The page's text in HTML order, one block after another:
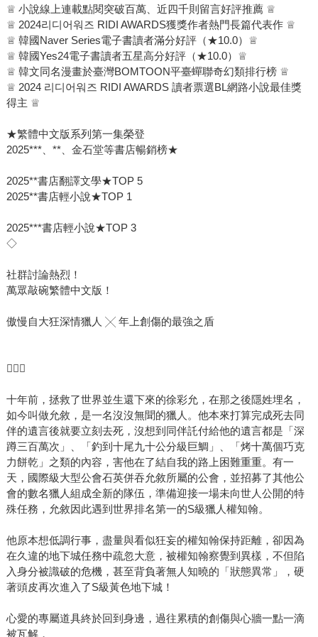
♕ 小說線上連載點閱突破百萬、近四千則留言好評推薦 ♕
♕ 2024리디어워즈 RIDI AWARDS獲獎作者熱門長篇代表作 ♕
♕ 韓國Naver Series電子書讀者滿分好評（★10.0）♕
♕ 韓國Yes24電子書讀者五星高分好評（★10.0）♕
♕ 韓文同名漫畫於臺灣BOMTOON平臺蟬聯奇幻類排行榜 ♕
♕ 2024 리디어워즈 RIDI AWARDS 讀者票選BL網路小說最佳獎
得主 ♕
★繁體中文版系列第一集榮登
2025***、**、金石堂等書店暢銷榜★
2025**書店翻譯文學★TOP 5
2025**書店輕小說★TOP 1
2025***書店輕小說★TOP 3
◇
社群討論熱烈！
萬眾敲碗繁體中文版！
傲慢自大狂深情獵人 ╳ 年上創傷的最強之盾

十年前，拯救了世界並生還下來的徐彩允，在那之後隱姓埋名，
如今叫做允敘，是一名沒沒無聞的獵人。他本來打算完成死去同
伴的遺言後就要立刻去死，沒想到同伴託付給他的遺言都是「深
蹲三百萬次」、「釣到十尾九十公分級巨鯛」、「烤十萬個巧克
力餅乾」之類的內容，害他在了結自我的路上困難重重。有一
天，國際級大型公會石英併吞允敘所屬的公會，並招募了其他公
會的數名獵人組成全新的隊伍，準備迎接一場未向世人公開的特
殊任務，允敘因此遇到世界排名第一的S級獵人權知翰。
他原本想低調行事，盡量與看似狂妄的權知翰保持距離，卻因為
在久違的地下城任務中疏忽大意，被權知翰察覺到異樣，不但陷
入身分被識破的危機，甚至背負著無人知曉的「狀態異常」，硬
著頭皮再次進入了S級黃色地下城！
心愛的專屬道具終於回到身邊，過往累積的創傷與心牆一點一滴
被瓦解，